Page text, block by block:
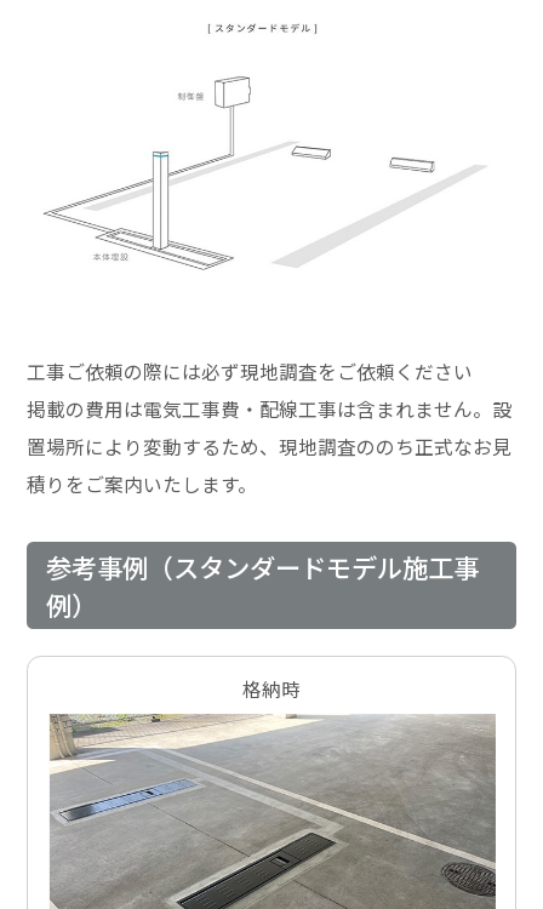
工事ご依頼の際には必ず現地調査をご依頼ください
掲載の費用は電気工事費・配線工事は含まれません。設
置場所により変動するため、現地調査ののち正式なお見
積りをご案内いたします。
参考事例（スタンダードモデル施工事
例）
格納時